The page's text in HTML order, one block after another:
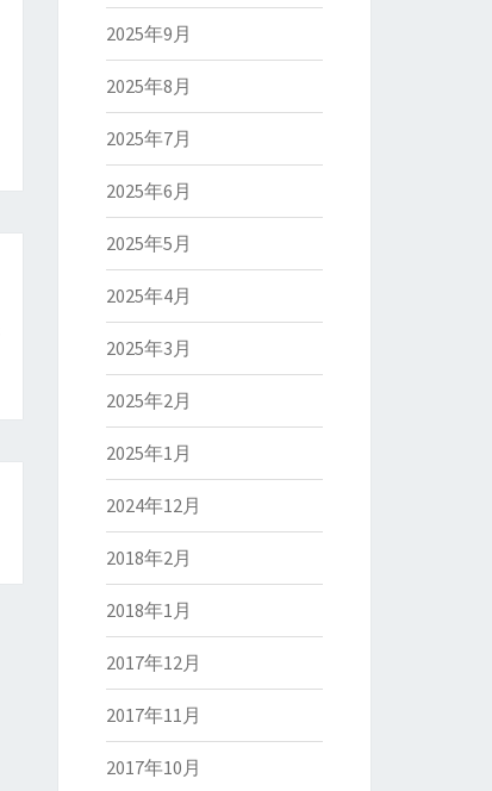
2025年9月
2025年8月
2025年7月
2025年6月
2025年5月
2025年4月
2025年3月
2025年2月
2025年1月
2024年12月
2018年2月
2018年1月
2017年12月
2017年11月
2017年10月